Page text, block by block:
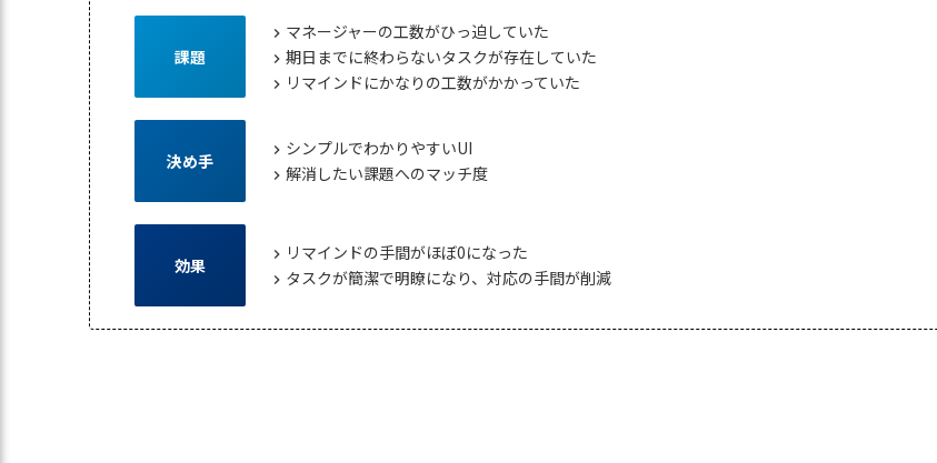
課題
chevron_right マネージャーの工数がひっ迫していた
chevron_right 期日までに終わらないタスクが存在していた
chevron_right リマインドにかなりの工数がかかっていた
決め手 chevron_right シンプルでわかりやすいUI
chevron_right 解消したい課題へのマッチ度
効果 chevron_right リマインドの手間がほぼ0になった
chevron_right タスクが簡潔で明瞭になり、対応の手間が削減